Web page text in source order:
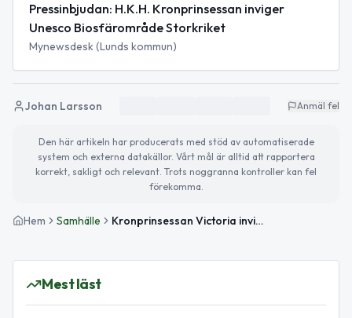
Pressinbjudan: H.K.H. Kronprinsessan inviger
Unesco Biosfärområde Storkriket
Mynewsdesk (Lunds kommun)
Johan Larsson Anmäl fel
Den här artikeln har producerats med stöd av automatiserade
system och externa datakällor. Vårt mål är alltid att rapportera
korrekt, sakligt och relevant. Trots noggranna kontroller kan fel
förekomma.
Hem Samhälle Kronprinsessan Victoria inviger Unesco Biosfärområde Storkriket vid Vombsjön
Mest läst